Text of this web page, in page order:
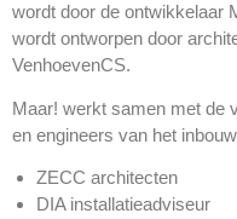
wordt door de ontwikkelaar
wordt ontworpen door
VenhoevenCS.
Maar! werkt samen met de
en engineers van het
ZECC architecten
DIA installatieadviseur